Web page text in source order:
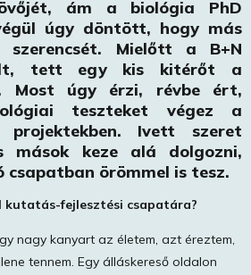
ám a biológia PhD
úgy döntött, hogy más
szerencsét. Mielőtt a B+N
tett egy kis kitérőt a
Most úgy érzi, révbe ért,
teszteket végez a
Ivett szeret
mások keze alá dolgozni,
csapatban örömmel is tesz.
fejlesztési csapatára?
nagy kanyart az életem, azt éreztem,
tennem. Egy álláskereső oldalon